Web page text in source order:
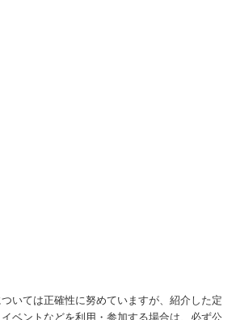
ついては正確性に努めていますが、紹介した定
ベントなどを利用・参加する場合は、必ず公